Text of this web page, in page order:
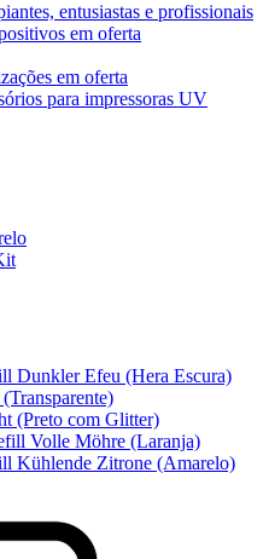
entusiastas e profissionais
em oferta
em oferta
para impressoras UV
Dunkler Efeu (Hera Escura)
(Preto com Glitter)
Volle Möhre (Laranja)
Kühlende Zitrone (Amarelo)